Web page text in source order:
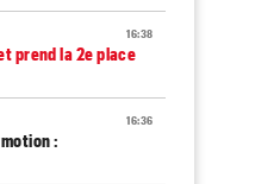
16:38
prend la 2e place
16:36
: